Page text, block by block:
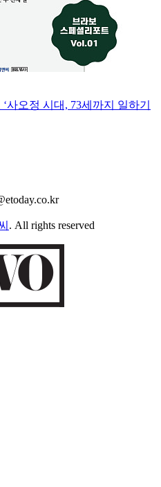
사오정 시대, 73세까지 일하기
. All rights reserved